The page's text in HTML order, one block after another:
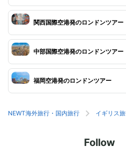
関西国際空港発のロンドンツアー
中部国際空港発のロンドンツアー
福岡空港発のロンドンツアー
NEWT海外旅行・国内旅行 イギリス
Follow